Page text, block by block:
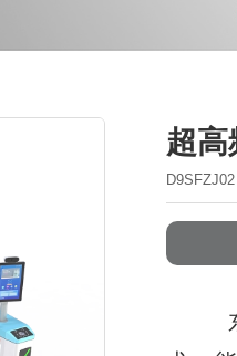
超高
D9SFZJ02